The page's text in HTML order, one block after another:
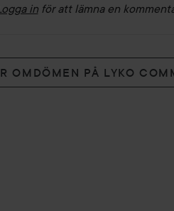
in för att lämna en
OMDÖMEN PÅ LYKO